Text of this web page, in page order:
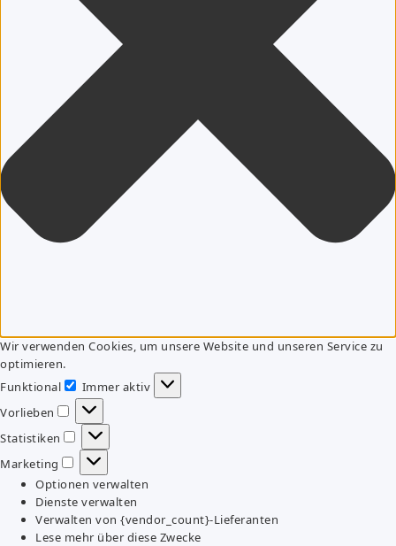
Wir verwenden Cookies, um unsere Website und unseren Service zu
optimieren.
Funktional
Funktional
Immer aktiv
Vorlieben
Vorlieben
Statistiken
Statistiken
Marketing
Marketing
Optionen verwalten
Dienste verwalten
Verwalten von {vendor_count}-Lieferanten
Lese mehr über diese Zwecke